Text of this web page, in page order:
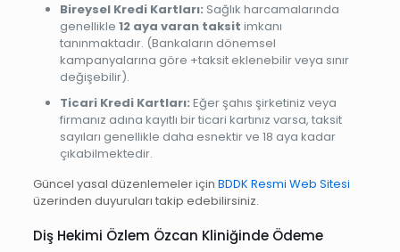
Bireysel Kredi Kartları: Sağlık harcamalarında
genellikle 12 aya varan taksit imkanı
tanınmaktadır. (Bankaların dönemsel
kampanyalarına göre +taksit eklenebilir veya sınır
değişebilir).
Ticari Kredi Kartları: Eğer şahıs şirketiniz veya
firmanız adına kayıtlı bir ticari kartınız varsa, taksit
sayıları genellikle daha esnektir ve 18 aya kadar
çıkabilmektedir.
Güncel yasal düzenlemeler için BDDK Resmi Web Sitesi
üzerinden duyuruları takip edebilirsiniz.
Diş Hekimi Özlem Özcan Kliniğinde Ödeme